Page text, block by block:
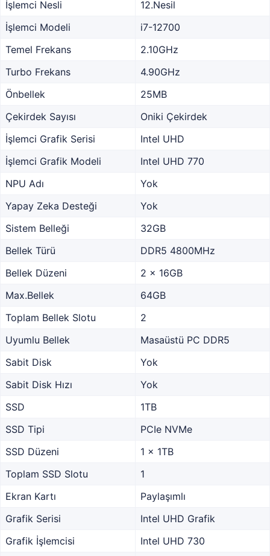
İşlemci Nesli
12.Nesil
İşlemci Modeli
i7-12700
Temel Frekans
2.10GHz
Turbo Frekans
4.90GHz
Önbellek
25MB
Çekirdek Sayısı
Oniki Çekirdek
İşlemci Grafik Serisi
Intel UHD
İşlemci Grafik Modeli
Intel UHD 770
NPU Adı
Yok
Yapay Zeka Desteği
Yok
Sistem Belleği
32GB
Bellek Türü
DDR5 4800MHz
Bellek Düzeni
2 x 16GB
Max.Bellek
64GB
Toplam Bellek Slotu
2
Uyumlu Bellek
Masaüstü PC DDR5
Sabit Disk
Yok
Sabit Disk Hızı
Yok
SSD
1TB
SSD Tipi
PCIe NVMe
SSD Düzeni
1 x 1TB
Toplam SSD Slotu
1
Ekran Kartı
Paylaşımlı
Grafik Serisi
Intel UHD Grafik
Grafik İşlemcisi
Intel UHD 730